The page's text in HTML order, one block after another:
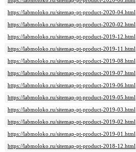
https://labmoloko.ru/sitemap-pt-product-2020-04.html
https://labmoloko.ru/sitemap-pt-product-2020-02.html
https://labmoloko.ru/sitemap-pt-product-2019-12.html
https://labmoloko.ru/sitemap-pt-product-2019-11.html
https://labmoloko.ru/sitemap-pt-product-2019-08.html
https://labmoloko.ru/sitemap-pt-product-2019-07.html
https://labmoloko.ru/sitemap-pt-product-2019-06.html
https://labmoloko.ru/sitemap-pt-product-2019-05.html
https://labmoloko.ru/sitemap-pt-product-2019-03.html
https://labmoloko.ru/sitemap-pt-product-2019-02.html
https://labmoloko.ru/sitemap-pt-product-2019-01.html
https://labmoloko.ru/sitemap-pt-product-2018-12.html